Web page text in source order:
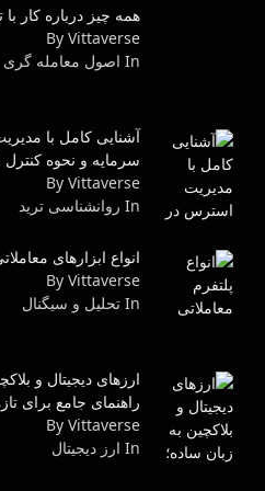
همه چیز درباره کار با
By Vittaverse
In اصول معامله گرى
آشنایی کامل با
سرمایه و نحوه
By Vittaverse
In روانشناسى ترید
انواع ابزارهای
By Vittaverse
In تحلیل و سیگنال
ارزهای دیجیتال و
راهنمای جامع برای
By Vittaverse
In ارز دیجیتال